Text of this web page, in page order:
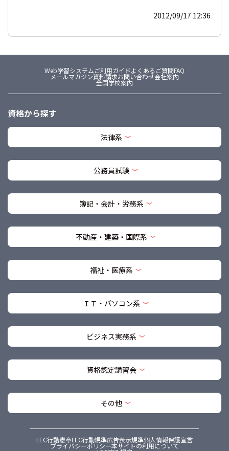
2012/09/17 12:36
Web学習システムご利用ガイドよくあるご質問FAQ
メールマガジン資料請求お問い合わせ会社案内
全国学校案内
資格から探す
法律系
公務員試験
簿記・会計・労務系
不動産・建築・国際系
福祉・医療系
ＩＴ・パソコン系
ビジネス実務系
資格認定講習会
その他
LEC行動憲章LEC行動規準広告表示規準個人情報保護宣言
プライバシーポリシー本サイトの利用について